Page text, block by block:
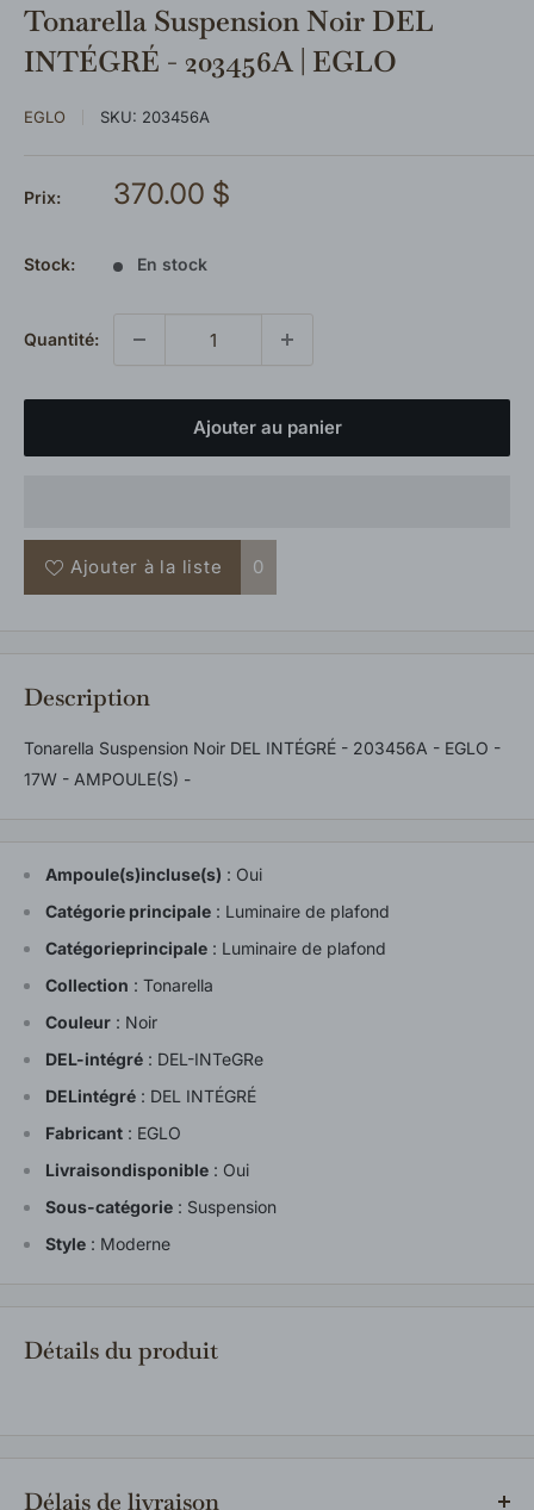
Tonarella Suspension Noir DEL
INTÉGRÉ - 203456A | EGLO
EGLO SKU: 203456A
Prix:
Prix
370.00 $
Stock: En stock
Quantité:
Ajouter au panier
Ajouter à la liste 0
Description
Tonarella Suspension Noir DEL INTÉGRÉ - 203456A - EGLO -
17W - AMPOULE(S) -
Ampoule(s)incluse(s) : Oui
Catégorie principale : Luminaire de plafond
Catégorieprincipale : Luminaire de plafond
Collection : Tonarella
Couleur : Noir
DEL-intégré : DEL-INTeGRe
DELintégré : DEL INTÉGRÉ
Fabricant : EGLO
Livraisondisponible : Oui
Sous-catégorie : Suspension
Style : Moderne
Détails du produit
Délais de livraison